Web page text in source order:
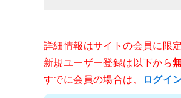
詳細情報はサイトの会員に限
新規ユーザー登録は以下から
すでに会員の場合は、
ログイ